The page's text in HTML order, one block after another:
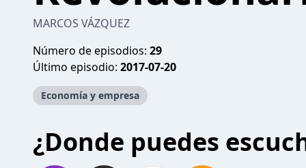
MARCOS VÁZQUEZ
Número de episodios: 29
Último episodio: 2017-07-20
Economía y empresa
¿Donde puedes